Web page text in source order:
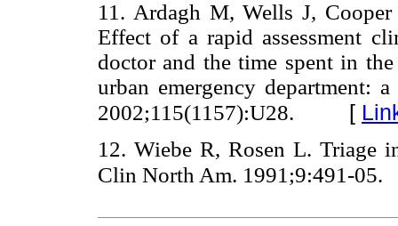
11. Ardagh M, Wells J,
Effect of a rapid assessment
doctor and the time spent in
urban emergency department:
2002;115(1157):U28.
[
12. Wiebe R, Rosen L. Triage
Clin North Am. 1991;9:491-05.